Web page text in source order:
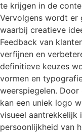
te krijgen in de
Vervolgens wordt er
waarbij creatieve
Feedback van
verfijnen en
definitieve keuzes
vormen en
weerspiegelen.
kan een uniek logo
visueel aantrekkelijk
persoonlijkheid van